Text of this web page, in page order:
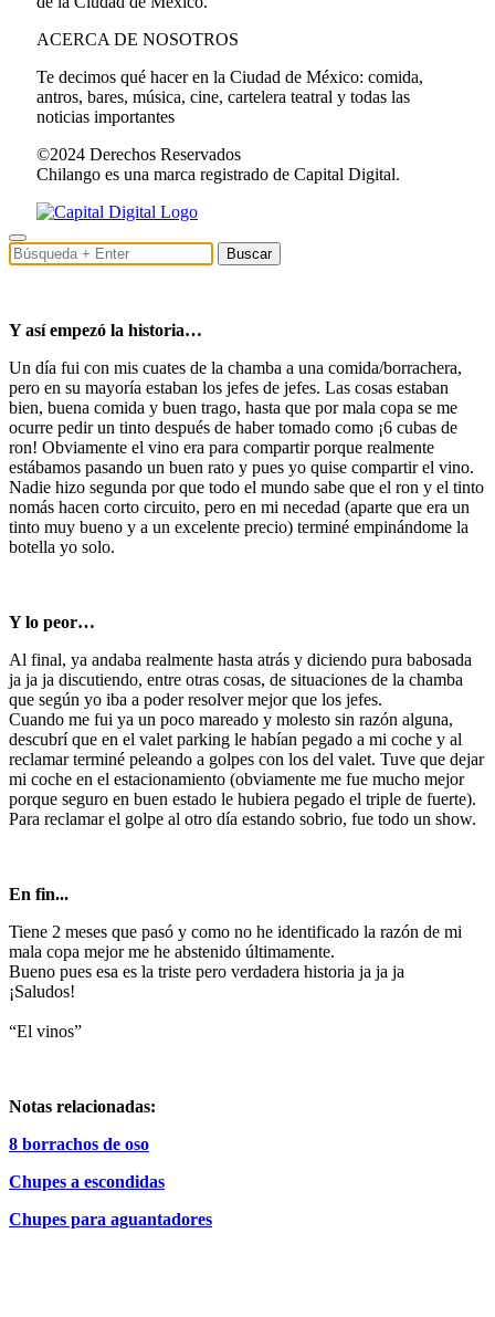
ACERCA DE NOSOTROS
Te decimos qué hacer en la Ciudad de México: comida,
antros, bares, música, cine, cartelera teatral y todas las
noticias importantes
©2024 Derechos Reservados
Chilango es una marca registrado de Capital Digital.
Buscar
Y así empezó la historia…
Un día fui con mis cuates de la chamba a una comida/borrachera,
pero en su mayoría estaban los jefes de jefes. Las cosas estaban
bien, buena comida y buen trago, hasta que por mala copa se me
ocurre pedir un tinto después de haber tomado como ¡6 cubas de
ron! Obviamente el vino era para compartir porque realmente
estábamos pasando un buen rato y pues yo quise compartir el vino.
Nadie hizo segunda por que todo el mundo sabe que el ron y el tinto
nomás hacen corto circuito, pero en mi necedad (aparte que era un
tinto muy bueno y a un excelente precio) terminé empinándome la
botella yo solo.
Y lo peor…
Al final, ya andaba realmente hasta atrás y diciendo pura babosada
ja ja ja discutiendo, entre otras cosas, de situaciones de la chamba
que según yo iba a poder resolver mejor que los jefes.
Cuando me fui ya un poco mareado y molesto sin razón alguna,
descubrí que en el valet parking le habían pegado a mi coche y al
reclamar terminé peleando a golpes con los del valet. Tuve que dejar
mi coche en el estacionamiento (obviamente me fue mucho mejor
porque seguro en buen estado le hubiera pegado el triple de fuerte).
Para reclamar el golpe al otro día estando sobrio, fue todo un show.
En fin...
Tiene 2 meses que pasó y como no he identificado la razón de mi
mala copa mejor me he abstenido últimamente.
Bueno pues esa es la triste pero verdadera historia ja ja ja
¡Saludos!
“El vinos”
Notas relacionadas:
8 borrachos de oso
Chupes a escondidas
Chupes para aguantadores